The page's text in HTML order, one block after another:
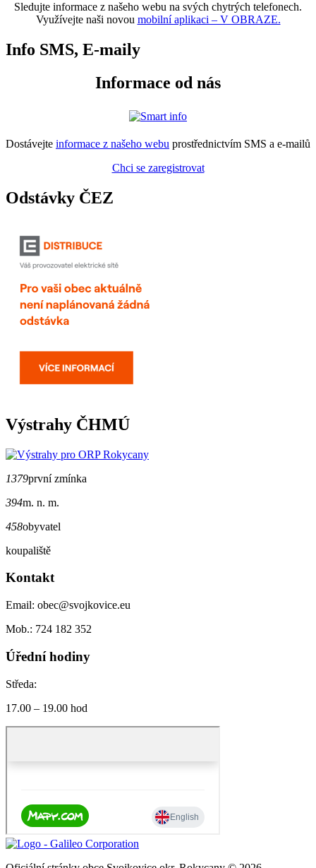
Sledujte informace z našeho webu na svých chytrých telefonech.
Využívejte naši novou mobilní aplikaci – V OBRAZE.
Info SMS, E-maily
Informace od nás
Dostávejte informace z našeho webu prostřednictvím SMS a e-mailů
Chci se zaregistrovat
Odstávky ČEZ
Výstrahy ČHMÚ
1379první zmínka
394m. n. m.
458obyvatel
koupaliště
Kontakt
Email: obec@svojkovice.eu
Mob.: 724 182 352
Úřední hodiny
Středa:
17.00 – 19.00 hod